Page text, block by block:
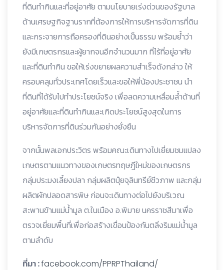
ที่ดินทำกินและที่อยู่อาศัย ตามนโยบายเร่งด่วนของรัฐบาล
ด้านเศรษฐกิจฐานรากที่ต้องการให้การบริหารจัดการที่ดิน
และกระจายการถือครองที่ดินอย่างเป็นธรรม พร้อมย้ำว่า
ยังมีเกษตรกรและผู้ยากจนอีกจำนวนมาก ที่ไร้ที่อยู่อาศัย
และที่ดินทำกิน ขอให้เร่งขยายผลความสำเร็จดังกล่าว ให้
ครอบคลุมทั่วประเทศโดยเร็วและขอให้พี่น้องประชาชน นำ
ที่ดินที่ได้รับไปทำประโยชน์จริง เพื่อลดความเหลื่อมล้ำด้านที่
อยู่อาศัยและที่ดินทำกินและเกิดประโยชน์สูงสุดในการ
บริหารจัดการที่ดินร่วมกันอย่างยั่งยืน
จากนั้นพลเอกประวิตร พร้อมคณะเดินทางไปเยี่ยมชมแปลง
เกษตรตามแนวทางของเกษตรทฤษฎีใหม่ของเกษตรกร
กลุ่มประมงเลี้ยงปลา กลุ่มผลิตปุ๋ยจุลินทรีย์ชีวภาพ และกลุ่ม
ผลิตผักปลอดสารพิษ ก่อนจะเดินทางต่อไปยังบริเวณ
สะพานข้ามแม่น้ำมูล ต.ในเมือง อ.พิมาย นครราชสีมาเพื่อ
ตรวจเยี่ยมพื้นที่เพื่อก่อสร้างเขื่อนป้องกันตลิ่งริมแม่น้ำมูล
ตามลำดับ
ที่มา :facebook.com/PPRPThailand/